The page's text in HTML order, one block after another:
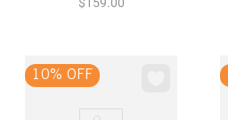
10% OFF